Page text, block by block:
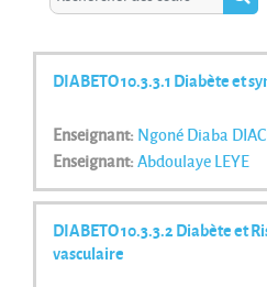
DIABETO 10.3.3.1 Diabète et
Enseignant: Ngoné Diaba
Enseignant: Abdoulaye LEYE
DIABETO 10.3.3.2 Diabète et
vasculaire